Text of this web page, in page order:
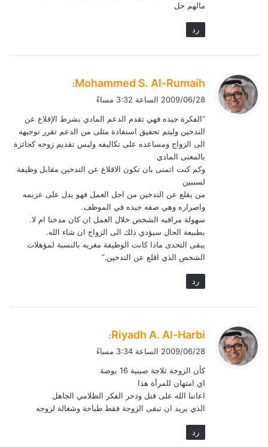
مالهم حل
رد
ي
ل
Mohammed S. Al-Rumaih
:
2009/06/28 الساعة 3:32 مساءً
“الفكرة جيده فهي تقدم الدعم المادي بشرط الإقلاع عن
التدخين وليتم تحقيق استفادة مثلى من الدعم تقرر توجيهه
الى الزواج ومساعده على تكاليفه وليس تقديم زوجه كجائزة
بالمعنى المادي
وكم كنت اتمنى بان تكون الاقلاع عن التدخين مقابل وظيفة
لسببين
من يقلع عن التدخين من اجل العمل فهو يدل على عزيمه
واصراره وهي صفه جيده في الموظف.
سهولة مراقبه الشخص خلال العمل ان كان مدخنا ام لا.
بطبيعة الحال سيؤدي ذلك الى الزواج ان شاء الله.
يبقى التحدى ماذا كانت الوظيفة مغريه بالنسبة لمؤهلات
الشخص الذي اقلع عن التدخين.”
رد
ي
ل
Riyadh A. Al-Harbi
:
2009/06/28 الساعة 3:34 مساءً
كأن الزوجة ثلاجة صينية 16 بوصة
اي امتهان للمرأة هذا
اعاننا الله على قتل ودحر الفكر الظلامي الجاهل
الذي يريد ان تبقى الزوجة فقط طباخة وشغالة لزوجه
رد